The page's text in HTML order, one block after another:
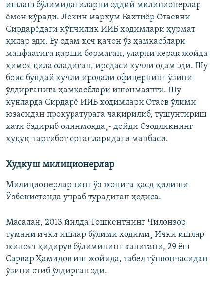
ишлаш бўлимидагиларни оддий милиционерлар
ëмон кўради. Лекин марҳум Бахтиëр Отаевни
Сирдарëдаги кўпчилик ИИБ ходимлари ҳурмат
қилар эди. Бу одам ҳеч қачон ўз ҳамкасблари
манфаатига қарши бормаган, уларни керак жойда
ҳимоя қила оладиган, иродаси кучли одам эди. Шу
боис бундай кучли иродали офицернинг ўзини
ўлдирганига ҳамкасблари ишонмаяпти. Шу
кунларда Сирдарë ИИБ ходимлари Отаев ўлими
юзасидан прокуратурага чақирилиб, тушунтириш
хати ëздириб олинмоқда¸- дейди Озодликнинг
ҳуқуқ-тартибот органларидаги манбаси.
Худкуш милиционерлар
Милиционерларнинг ўз жонига қасд қилиши
Ўзбекистонда учраб турадиган ҳодиса.
Масалан, 2013 йилда Тошкентнинг Чилонзор
тумани ички ишлар бўлими ходими¸ Ички ишлар
жиноят қидирув бўлимининг капитани, 29 ёш
Сарвар Ҳамидов иш жойида, табел тўппончасидан
ўзини отиб ўлдирган эди.